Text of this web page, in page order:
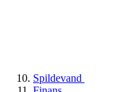
Spildevand